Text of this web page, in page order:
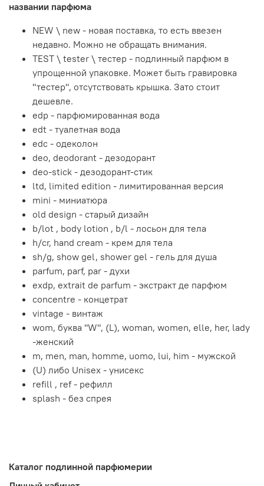
названии парфюма
NEW \ new - новая поставка, то есть ввезен
недавно. Можно не обращать внимания.
TEST \ tester \ тестер - подлинный парфюм в
упрощенной упаковке. Может быть гравировка
"тестер", отсутствовать крышка. Зато стоит
дешевле.
edp - парфюмированная вода
edt - туалетная вода
edc - одеколон
deo, deodorant - дезодорант
deo-stick - дезодорант-стик
ltd, limited edition - лимитированная версия
mini - миниатюра
old design - старый дизайн
b/lot , body lotion , b/l - лосьон для тела
h/cr, hand cream - крем для тела
sh/g, show gel, shower gel - гель для душа
parfum, parf, par - духи
exdp, extrait de parfum - экстракт де парфюм
concentre - концетрат
vintage - винтаж
wom, буква "W", (L), woman, women, elle, her, lady
-женский
m, men, man, homme, uomo, lui, him - мужской
(U) либо Unisex - унисекс
refill , ref - рефилл
splash - без спрея
Каталог подлинной парфюмерии